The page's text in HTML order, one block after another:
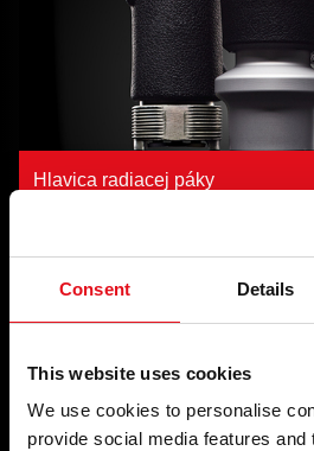
Consent Details
This website uses cookies
We use cookies to personalise
provide social media features and
Hlavica radiacej páky
Kvalita vo
navonok
Podvozok &